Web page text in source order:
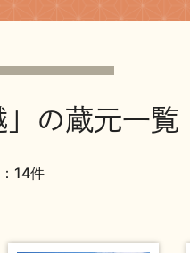
」の蔵元一覧
14件